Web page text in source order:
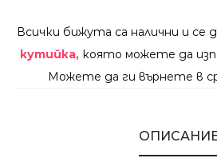
Всички бижута са налични и се
кутийка, която можете да
Можете да ги върнете в